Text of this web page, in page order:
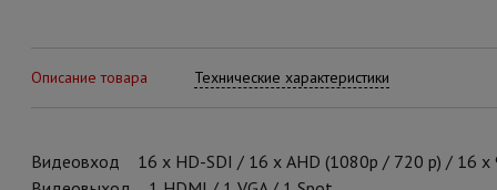
Описание товара Технические характеристики
Видеовход 16 x HD-SDI / 16 х AHD (1080p / 720 p) / 16 x